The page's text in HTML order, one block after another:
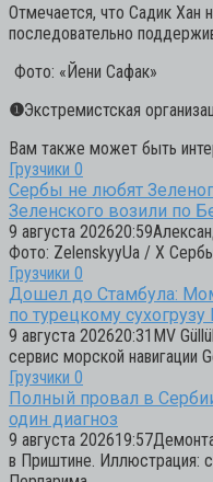
Отмечается, что Садик Хан
последовательно
Фото: «Йени Сафак»
❶Экстремистская
Вам также может быть
Грузчики 0
Сербы не любят
Зеленского возили по
9 августа
Фото: ZelenskyyUa / X
Грузчики 0
Дошел до Стамбула:
по турецкому сухогрузу
9 августа 202620:31MV
сервис морской навигации
Грузчики 0
Полный провал в
один диагноз
9 августа
в Приштине. Иллюстрация: